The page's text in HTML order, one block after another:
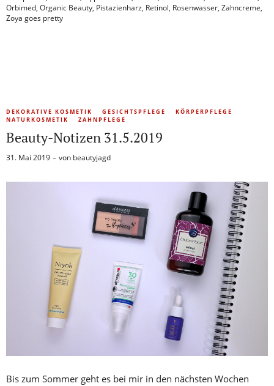
Orbimed, Organic Beauty, Pistazienharz, Retinol, Rosenwasser, Zahncreme,
Zoya goes pretty
DEKORATIVE KOSMETIK GESICHTSPFLEGE
KÖRPERPFLEGE
NATURKOSMETIK
ZAHNPFLEGE
Beauty-Notizen 31.5.2019
31. Mai 2019 von beautyjagd
Bis zum Sommer geht es bei mir in den nächsten Wochen